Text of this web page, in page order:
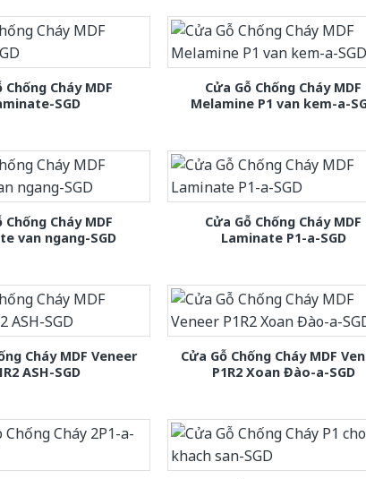
Chống Cháy MDF
SGD
Cửa Gỗ Chống Cháy MDF
Melamine P1 van kem-a-
Chống Cháy MDF
van ngang-SGD
Cửa Gỗ Chống Cháy MDF
Laminate P1-a-SGD
Cháy MDF Veneer
ASH-SGD
Cửa Gỗ Chống Cháy MDF
P1R2 Xoan Đào-a-SGD